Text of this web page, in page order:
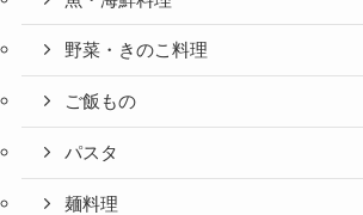
野菜・きのこ料理
ご飯もの
パスタ
麺料理